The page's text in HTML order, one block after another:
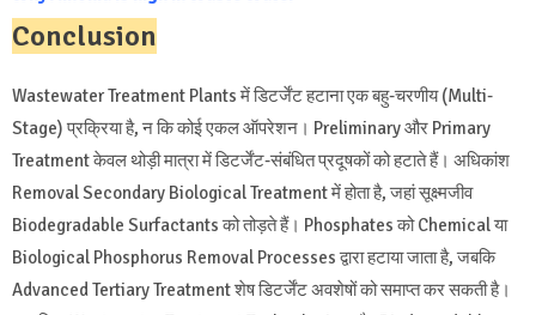
Conclusion
Wastewater Treatment Plants में डिटर्जेंट हटाना एक बहु-चरणीय (Multi-
Stage) प्रक्रिया है, न कि कोई एकल ऑपरेशन। Preliminary और Primary
Treatment केवल थोड़ी मात्रा में डिटर्जेंट-संबंधित प्रदूषकों को हटाते हैं। अधिकांश
Removal Secondary Biological Treatment में होता है, जहां सूक्ष्मजीव
Biodegradable Surfactants को तोड़ते हैं। Phosphates को Chemical या
Biological Phosphorus Removal Processes द्वारा हटाया जाता है, जबकि
Advanced Tertiary Treatment शेष डिटर्जेंट अवशेषों को समाप्त कर सकती है।